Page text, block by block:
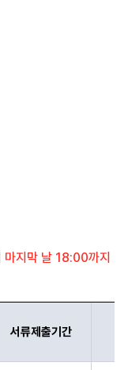
마지막 날 18:00까지
서류제출기간